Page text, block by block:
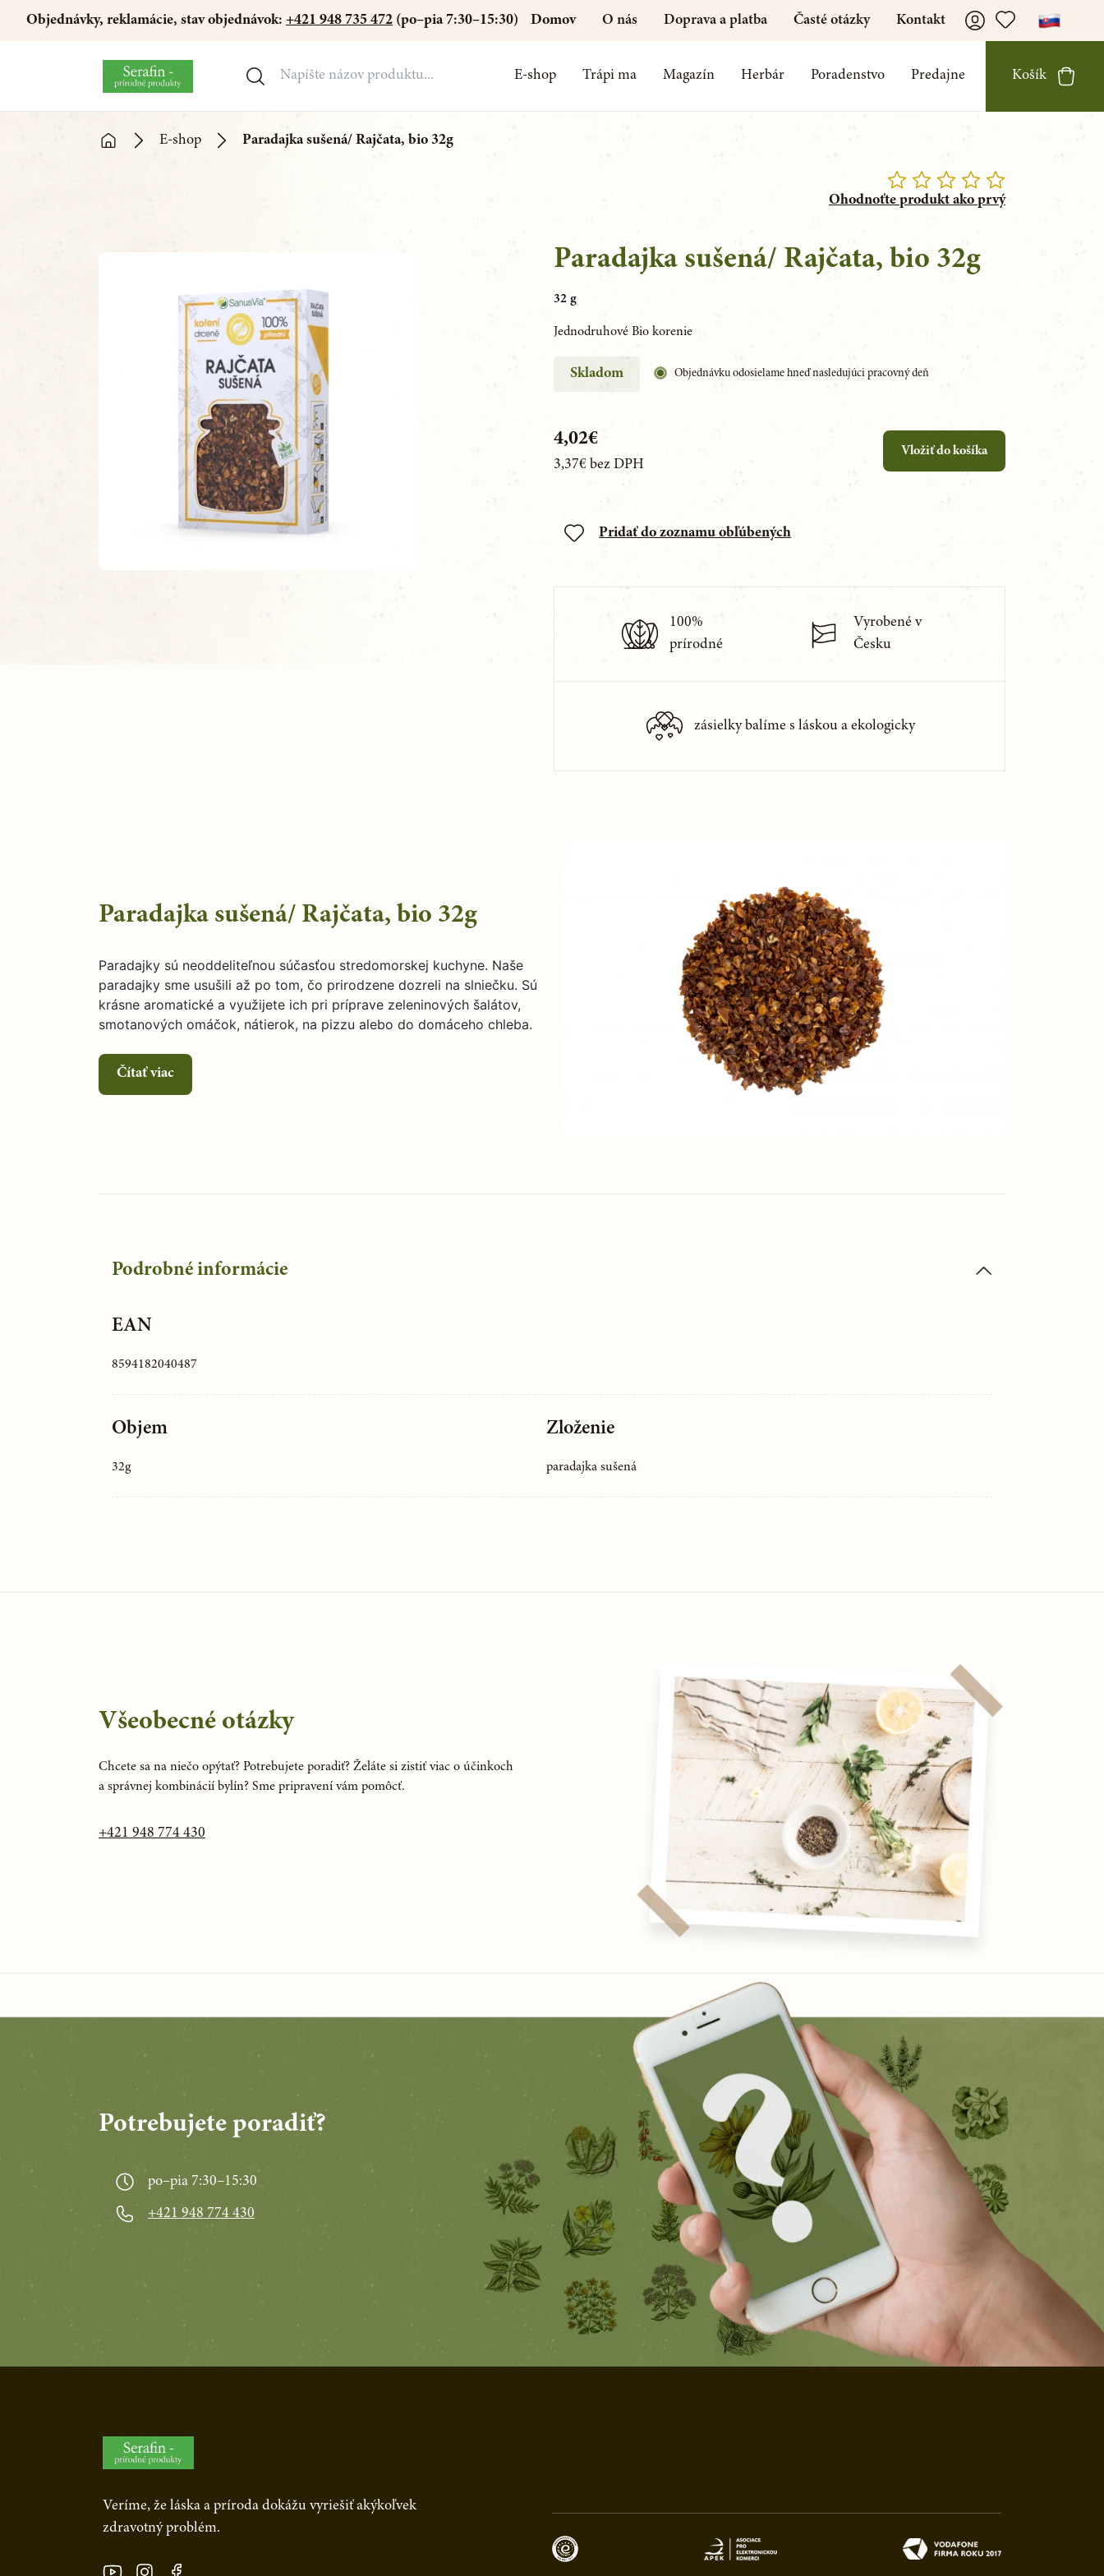
Objednávky, reklamácie, stav objednávok: +421 948 735 472 (po–pia 7:30–15:30) Domov O nás Doprava a platba Časté otázky Kontakt
E-shop Trápi ma Magazín Herbár Poradenstvo Predajne Košík
E-shop Paradajka sušená/ Rajčata, bio 32g
Ohodnoťte produkt ako prvý
Paradajka sušená/ Rajčata, bio 32g
32 g
Jednodruhové Bio korenie
Skladom Objednávku odosielame hneď nasledujúci pracovný deň
4,02€
3,37€ bez DPH
Vložiť do košíka
Pridať do zoznamu obľúbených
100%
prírodné
Vyrobené v
Česku
zásielky balíme s láskou a ekologicky
Paradajka sušená/ Rajčata, bio 32g
Paradajky sú neoddeliteľnou súčasťou stredomorskej kuchyne. Naše
paradajky sme usušili až po tom, čo prirodzene dozreli na slniečku. Sú
krásne aromatické a využijete ich pri príprave zeleninových šalátov,
smotanových omáčok, nátierok, na pizzu alebo do domáceho chleba.
Čítať viac
Podrobné informácie
EAN
8594182040487
Objem
32g
Zloženie
paradajka sušená
Všeobecné otázky
Chcete sa na niečo opýtať? Potrebujete poradiť? Želáte si zistiť viac o účinkoch
a správnej kombinácií bylín? Sme pripravení vám pomôcť.
+421 948 774 430
Potrebujete poradiť?
po–pia 7:30–15:30
+421 948 774 430
Veríme, že láska a príroda dokážu vyriešiť akýkoľvek
zdravotný problém.